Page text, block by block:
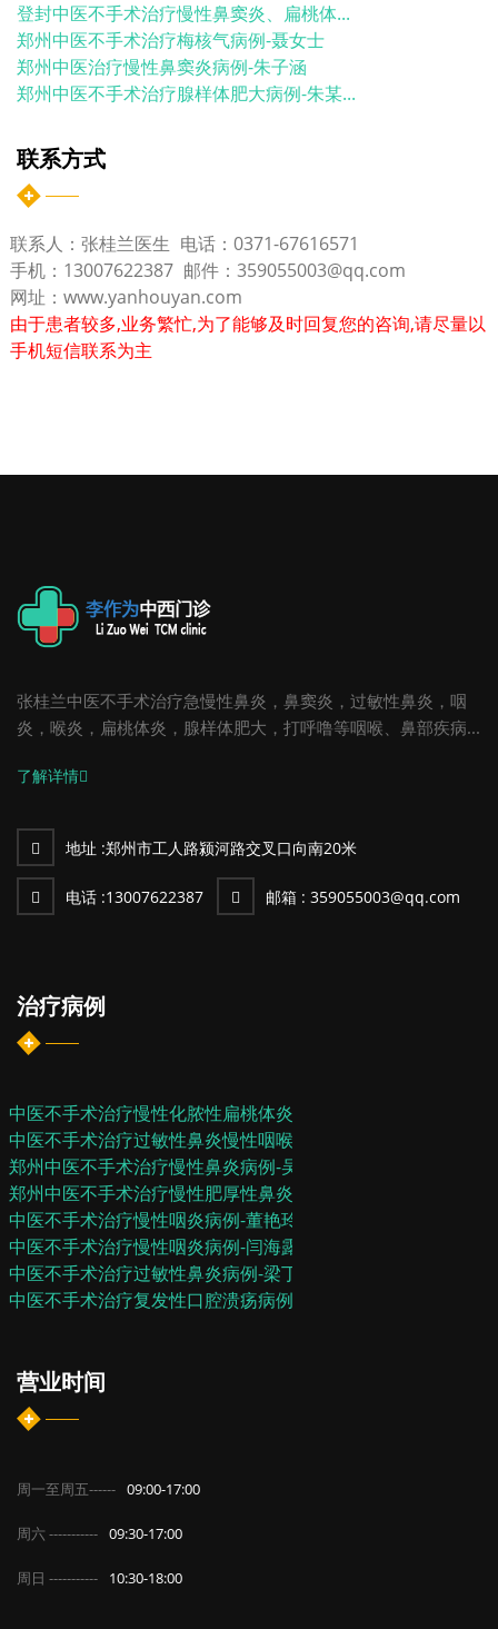
登封中医不手术治疗慢性鼻窦炎、扁桃体...
郑州中医不手术治疗梅核气病例-聂女士
郑州中医治疗慢性鼻窦炎病例-朱子涵
郑州中医不手术治疗腺样体肥大病例-朱某...
联系方式
联系人：张桂兰医生 电话：0371-67616571
手机：13007622387 邮件：359055003@qq.com
网址：www.yanhouyan.com
由于患者较多,业务繁忙,为了能够及时回复您的咨询,请尽量以
手机短信联系为主
张桂兰中医不手术治疗急慢性鼻炎，鼻窦炎，过敏性鼻炎，咽
炎，喉炎，扁桃体炎，腺样体肥大，打呼噜等咽喉、鼻部疾病...
了解详情
地址 :郑州市工人路颍河路交叉口向南20米
电话 :13007622387 邮箱 : 359055003@qq.com
治疗病例
中医不手术治疗慢性化脓性扁桃体炎咽炎病例-张...
中医不手术治疗过敏性鼻炎慢性咽喉炎病例-代川...
郑州中医不手术治疗慢性鼻炎病例-吴名航
郑州中医不手术治疗慢性肥厚性鼻炎病例-张东伟
中医不手术治疗慢性咽炎病例-董艳玲
中医不手术治疗慢性咽炎病例-闫海露
中医不手术治疗过敏性鼻炎病例-梁丁
中医不手术治疗复发性口腔溃疡病例-常青
营业时间
周一至周五------ 09:00-17:00
周六 ----------- 09:30-17:00
周日 ----------- 10:30-18:00